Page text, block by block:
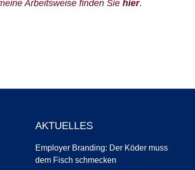
Arbeitsweise finden Sie hier.
AKTUELLES
Employer Branding: Der Köder muss
dem Fisch schmecken